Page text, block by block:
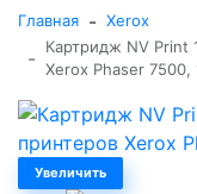
Главная - Xerox
-
Картридж NV Print
Xerox Phaser 7500,
Увеличить